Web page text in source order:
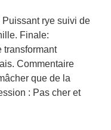
rye suivi de
Finale:
transformant
Commentaire
que de la
: Pas cher et